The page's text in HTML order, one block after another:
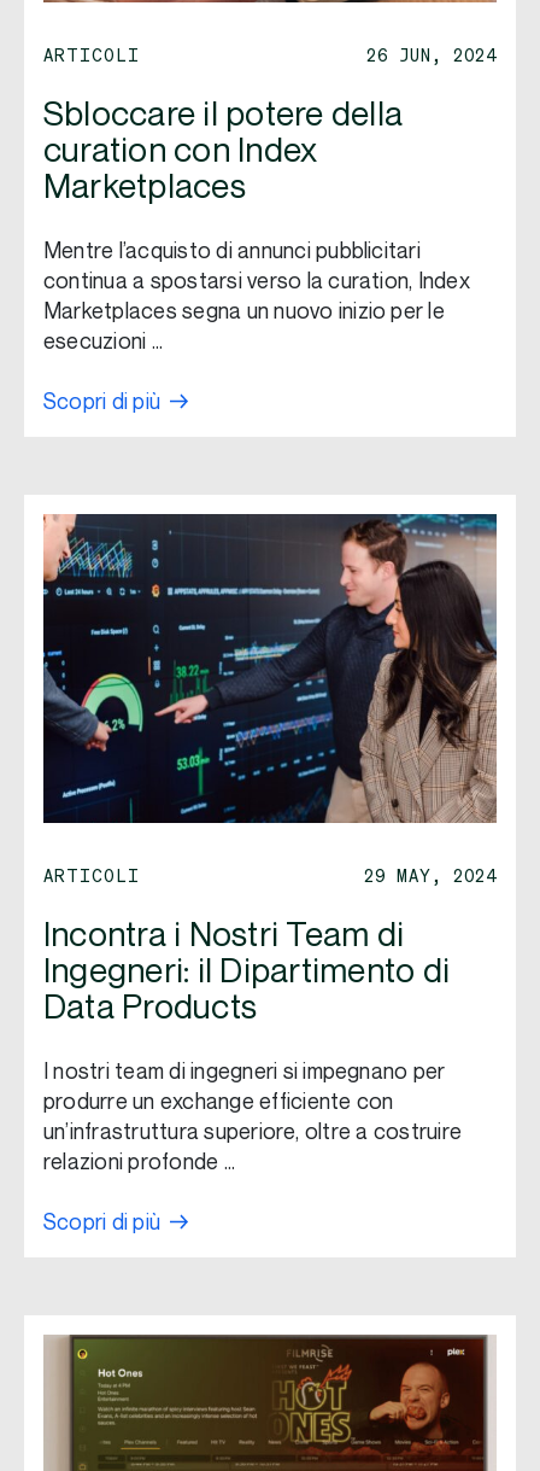
ARTICOLI 26 JUN, 2024
Sbloccare il potere della
curation con Index
Marketplaces
Mentre l’acquisto di annunci pubblicitari
continua a spostarsi verso la curation, Index
Marketplaces segna un nuovo inizio per le
esecuzioni …
Scopri di più
ARTICOLI 29 MAY, 2024
Incontra i Nostri Team di
Ingegneri: il Dipartimento di
Data Products
I nostri team di ingegneri si impegnano per
produrre un exchange efficiente con
un’infrastruttura superiore, oltre a costruire
relazioni profonde …
Scopri di più